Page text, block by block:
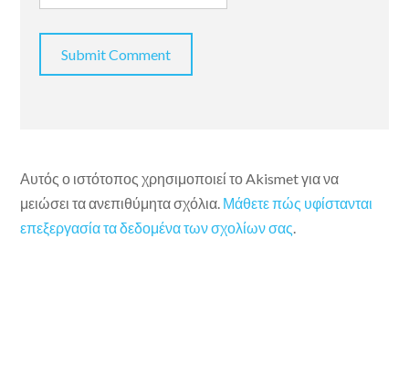
Αυτός ο ιστότοπος χρησιμοποιεί το Akismet για να
μειώσει τα ανεπιθύμητα σχόλια. Μάθετε πώς υφίστανται
επεξεργασία τα δεδομένα των σχολίων σας.